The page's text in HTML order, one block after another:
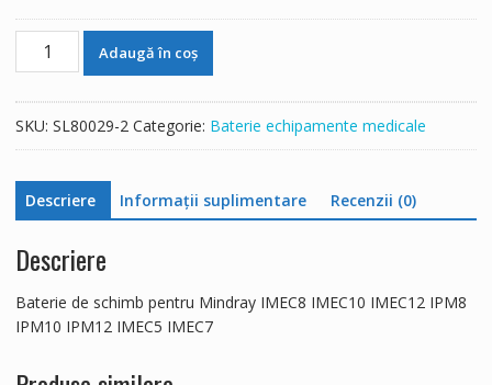
Cantitate
Baterie
pentru
IMEC8
IMEC10
IPM8
IPM12
IMEC5
Adaugă în coș
SKU: SL80029-2 Categorie: Baterie echipamente medicale
Descriere Informații suplimentare Recenzii (0)
Descriere
Baterie de schimb pentru Mindray IMEC8 IMEC10 IMEC12 IPM8
IPM10 IPM12 IMEC5 IMEC7